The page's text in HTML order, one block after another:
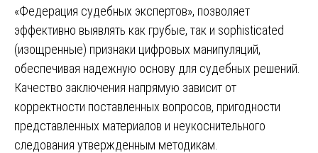
«Федерация судебных экспертов», позволяет
эффективно выявлять как грубые, так и sophisticated
(изощренные) признаки цифровых манипуляций,
обеспечивая надежную основу для судебных решений.
Качество заключения напрямую зависит от
корректности поставленных вопросов, пригодности
представленных материалов и неукоснительного
следования утвержденным методикам.